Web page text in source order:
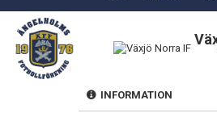
INFORMATION